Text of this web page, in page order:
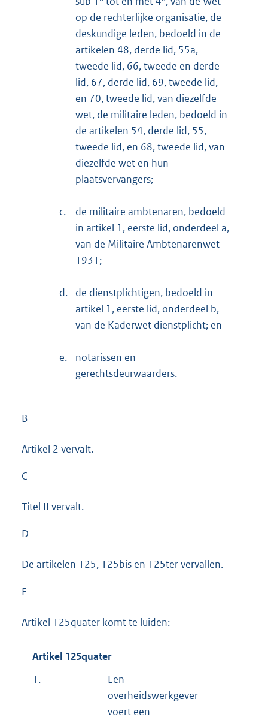
op de rechterlijke organisatie, de
deskundige leden, bedoeld in de
artikelen 48, derde lid, 55a,
tweede lid, 66, tweede en derde
lid, 67, derde lid, 69, tweede lid,
en 70, tweede lid, van diezelfde
wet, de militaire leden, bedoeld in
de artikelen 54, derde lid, 55,
tweede lid, en 68, tweede lid, van
diezelfde wet en hun
plaatsvervangers;
c.
de militaire ambtenaren, bedoeld
in artikel 1, eerste lid, onderdeel a,
van de Militaire Ambtenarenwet
1931;
d.
de dienstplichtigen, bedoeld in
artikel 1, eerste lid, onderdeel b,
van de Kaderwet dienstplicht; en
e.
notarissen en
gerechtsdeurwaarders.
B
Artikel 2 vervalt.
C
Titel II vervalt.
D
De artikelen 125, 125bis en 125ter vervallen.
E
Artikel 125quater komt te luiden:
Artikel 125quater
1.
Een
overheidswerkgever
voert een